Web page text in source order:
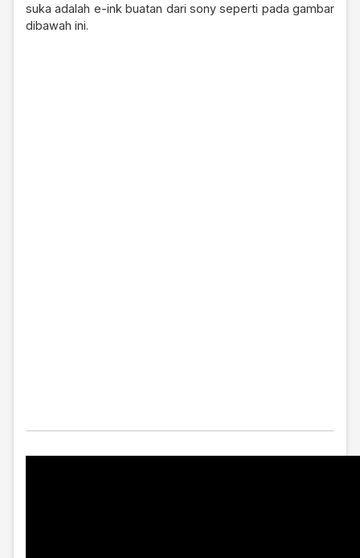
suka adalah e-ink buatan dari sony seperti pada gambar
dibawah ini.